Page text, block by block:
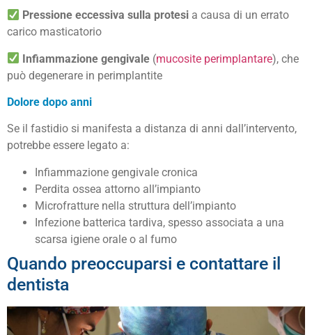
Pressione eccessiva sulla protesi a causa di un errato
carico masticatorio
Infiammazione gengivale (mucosite perimplantare), che
può degenerare in perimplantite
Dolore dopo anni
Se il fastidio si manifesta a distanza di anni dall’intervento,
potrebbe essere legato a:
Infiammazione gengivale cronica
Perdita ossea attorno all’impianto
Microfratture nella struttura dell’impianto
Infezione batterica tardiva, spesso associata a una
scarsa igiene orale o al fumo
Quando preoccuparsi e contattare il
dentista